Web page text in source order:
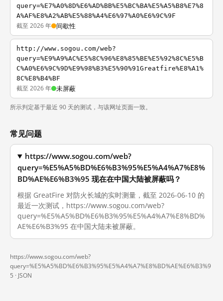
query=%E7%A0%8D%E6%AD%BB%E5%BC%BA%E5%A5%B8%E7%8
A%AF%E8%A2%AB%E5%88%A4%E6%97%A0%E6%9C%9F
截至 2026 年 间歇性
http://www.sogou.com/web?
query=%E9%A9%AC%E5%8C%96%E8%85%BE%E5%92%8C%E5%B
C%A0%E6%9C%9D%E9%98%B3%E5%90%91Greatfire%E8%A1%
8C%E8%B4%BF
截至 2026 年 未屏蔽
所示判定基于最近 90 天的测试，与该网址页面一致。
常见问题
https://www.sogou.com/web?
query=%E5%A5%BD%E6%B3%95%E5%A4%A7%E8%
BD%AE%E6%B3%95 现在在中国大陆被屏蔽吗？
根据 GreatFire 对防火长城的实时测量，截至 2026-06-10 的
最近一次测试，https://www.sogou.com/web?
query=%E5%A5%BD%E6%B3%95%E5%A4%A7%E8%BD%
AE%E6%B3%95 在中国大陆未被屏蔽。
https://www.sogou.com/web?
query=%E5%A5%BD%E6%B3%95%E5%A4%A7%E8%BD%AE%E6%B3%9
5 · JSON